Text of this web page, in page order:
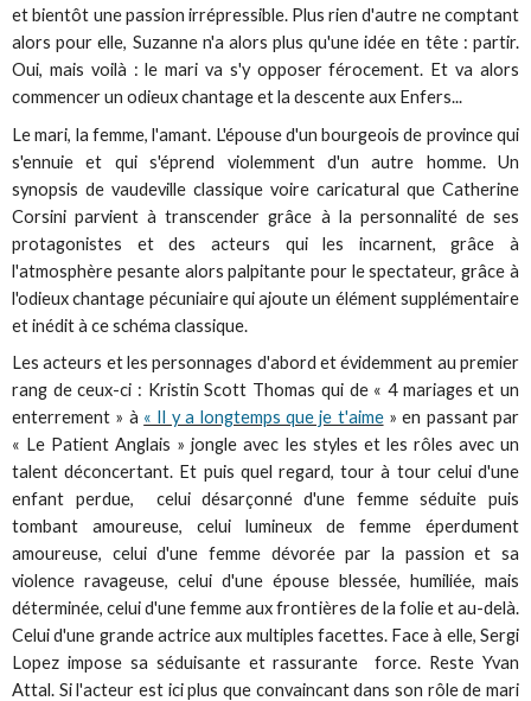
et bientôt une passion irrépressible. Plus rien d'autre ne comptant
alors pour elle, Suzanne n'a alors plus qu'une idée en tête : partir.
Oui, mais voilà : le mari va s'y opposer férocement. Et va alors
commencer un odieux chantage et la descente aux Enfers...
Le mari, la femme, l'amant. L'épouse d'un bourgeois de province qui
s'ennuie et qui s'éprend violemment d'un autre homme. Un
synopsis de vaudeville classique voire caricatural que Catherine
Corsini parvient à transcender grâce à la personnalité de ses
protagonistes et des acteurs qui les incarnent, grâce à
l'atmosphère pesante alors palpitante pour le spectateur, grâce à
l'odieux chantage pécuniaire qui ajoute un élément supplémentaire
et inédit à ce schéma classique.
Les acteurs et les personnages d'abord et évidemment au premier
rang de ceux-ci : Kristin Scott Thomas qui de « 4 mariages et un
enterrement » à « Il y a longtemps que je t'aime» en passant par
« Le Patient Anglais » jongle avec les styles et les rôles avec un
talent déconcertant. Et puis quel regard, tour à tour celui d'une
enfant perdue, celui désarçonné d'une femme séduite puis
tombant amoureuse, celui lumineux de femme éperdument
amoureuse, celui d'une femme dévorée par la passion et sa
violence ravageuse, celui d'une épouse blessée, humiliée, mais
déterminée, celui d'une femme aux frontières de la folie et au-delà.
Celui d'une grande actrice aux multiples facettes. Face à elle, Sergi
Lopez impose sa séduisante et rassurante force. Reste Yvan
Attal. Si l'acteur est ici plus que convaincant dans son rôle de mari